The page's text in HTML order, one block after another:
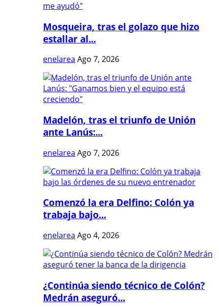
Mosqueira, tras el golazo que hizo
estallar al...
enelarea Ago 7, 2026
Madelón, tras el triunfo de Unión
ante Lanús:...
enelarea Ago 7, 2026
Comenzó la era Delfino: Colón ya
trabaja bajo...
enelarea Ago 4, 2026
¿Continúa siendo técnico de Colón?
Medrán aseguró...